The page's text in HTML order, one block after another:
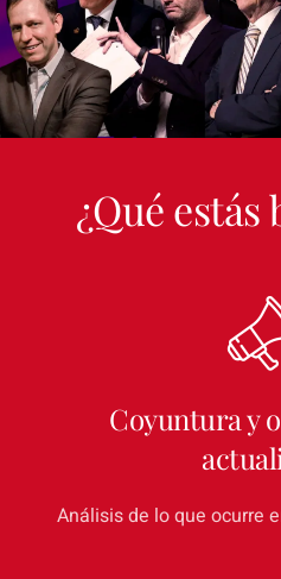
¿Qué estás
Coyuntura y
Análisis de lo que ocurre